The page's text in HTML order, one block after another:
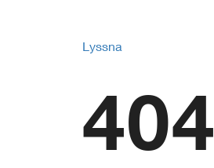
Lyssna
404